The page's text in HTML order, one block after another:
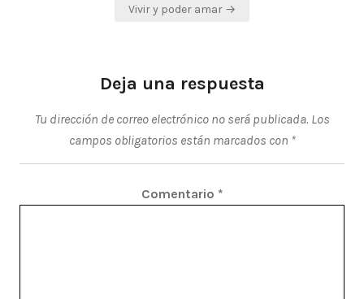
Vivir y poder amar →
Deja una respuesta
Tu dirección de correo electrónico no será publicada. Los
campos obligatorios están marcados con *
Comentario *